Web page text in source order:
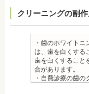
開かない、食事を
発症する場合があ
他にも自律神経失
合わせが原因。
その他
・個人差がありま
になる場合があり
況を聞いて話し合
・矯正中、頭痛、
、毎日丁寧なブラ
を抑えましょう。
・矯正中は、基
いため、矯正前に
あります。矯正専
虫歯、歯周病の治
治療終了後
・矯正中、虫歯が
・矯正治療中、
（歯磨き）しにく
炎のリスクが高く
中に合ったブラッ
、毎日丁寧なブラ
を抑えましょう。
に穴をあけて人工
た、インプラン
を行う場合、さら
・インプラント治
ナンスをし続けな
インプラントが虫
ごろから丁寧なメ
メタルセラミック
オールセラミック
・オールセラミッ
額となる場合が多
度は低いため、奥
てしまうこともあ
はマウスピースで
日本歯科大学新潟
新潟大学医歯学総
都内歯科医院にて
クリーニングの副
・歯のホワイト
は、歯を白くする
歯を白くすること
合があります。
・自費診療の歯